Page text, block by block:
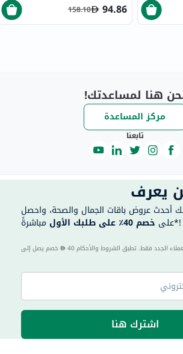
94.86
158.10
هنا لمساعدتك!
مركز المساعدة
تابعنا
يعرف
أحدث عروض باقات الجمال والصحة، واحصل
على خصم 40٪ على طلبك الأول مباشرةً*!
اشترك هنا